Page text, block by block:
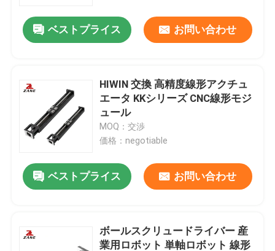
ベストプライス お問い合わせ
HIWIN 交換 高精度線形アクチュ
エータ KKシリーズ CNC線形モジ
ュール
MOQ：交渉
価格：negotiable
ベストプライス お問い合わせ
ボールスクリュードライバー 産
業用ロボット 単軸ロボット 線形